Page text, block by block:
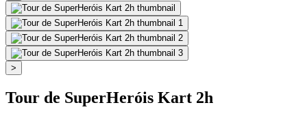
>
Tour de SuperHeróis Kart 2h